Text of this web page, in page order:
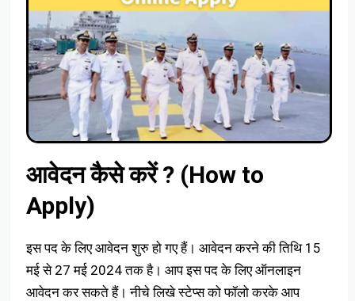
आवेदन कैसे करें ? (How to
Apply)
इस पद के लिए आवेदन शुरु हो गए हैं। आवेदन करने की तिथि 15
मई से 27 मई 2024 तक है। आप इस पद के लिए ऑनलाइन
आवेदन कर सकते हैं। नीचे लिखे स्टेप्स को फॉलो करके आप